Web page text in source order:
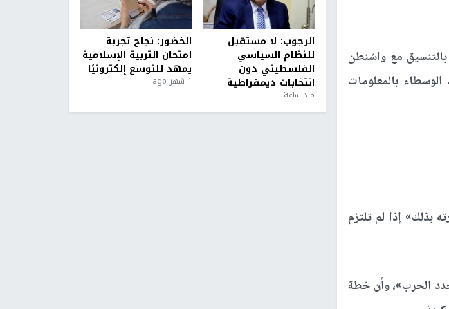
مع واشنطن
بالمعلومات
بذلك» إذا لم تلتزم
الحرب»، وأن خطة
الرجوب: لا مستقبل
للنظام السياسي
الفلسطيني دون
انتخابات ديمقراطية
منذ ساعة
الخضور: نجاح تجربة
امتحان التربية الإسلامية
يمهد للتوسع إلكترونيًا
1 شهر ago